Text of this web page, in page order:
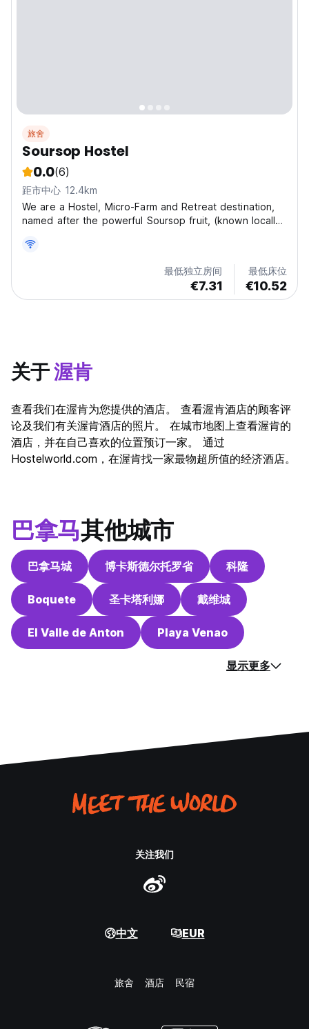
旅舍
Soursop Hostel
0.0(6)
距市中心 12.4km
We are a Hostel, Micro-Farm and Retreat destination,
named after the powerful Soursop fruit, (known locally
Sortova, Chiriqui Province, Panama. Geographically, we
are on the doorstep of Volcan Baru and Cerro...
最低独立房间
€7.31
最低床位
€10.52
关于渥肯
查看我们在渥肯为您提供的酒店。 查看渥肯酒店的顾客评
论及我们有关渥肯酒店的照片。 在城市地图上查看渥肯的
酒店，并在自己喜欢的位置预订一家。 通过
Hostelworld.com，在渥肯找一家最物超所值的经济酒店。
巴拿马其他城市
巴拿马城 博卡斯德尔托罗省 科隆
Boquete 圣卡塔利娜 戴维城
El Valle de Anton Playa Venao
显示更多
关注我们
中文 EUR
旅舍 酒店 民宿